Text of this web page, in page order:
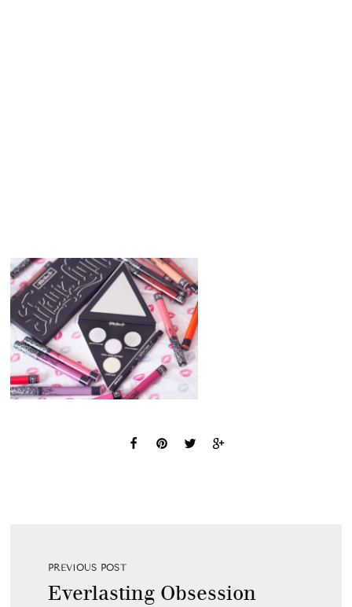
PREVIOUS POST
Everlasting Obsession